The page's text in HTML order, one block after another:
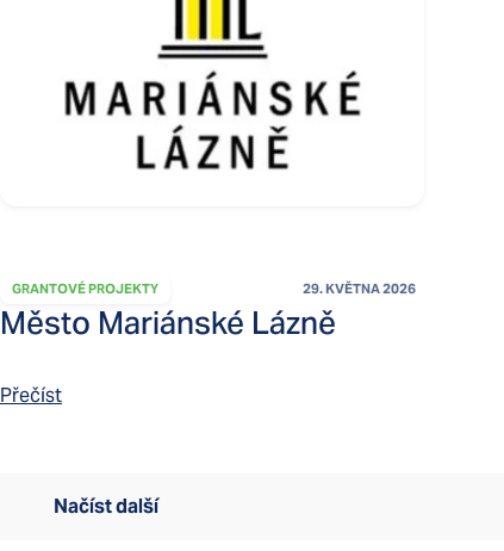
GRANTOVÉ PROJEKTY 29. KVĚTNA 2026
Město Mariánské Lázně
Přečíst
Načíst další